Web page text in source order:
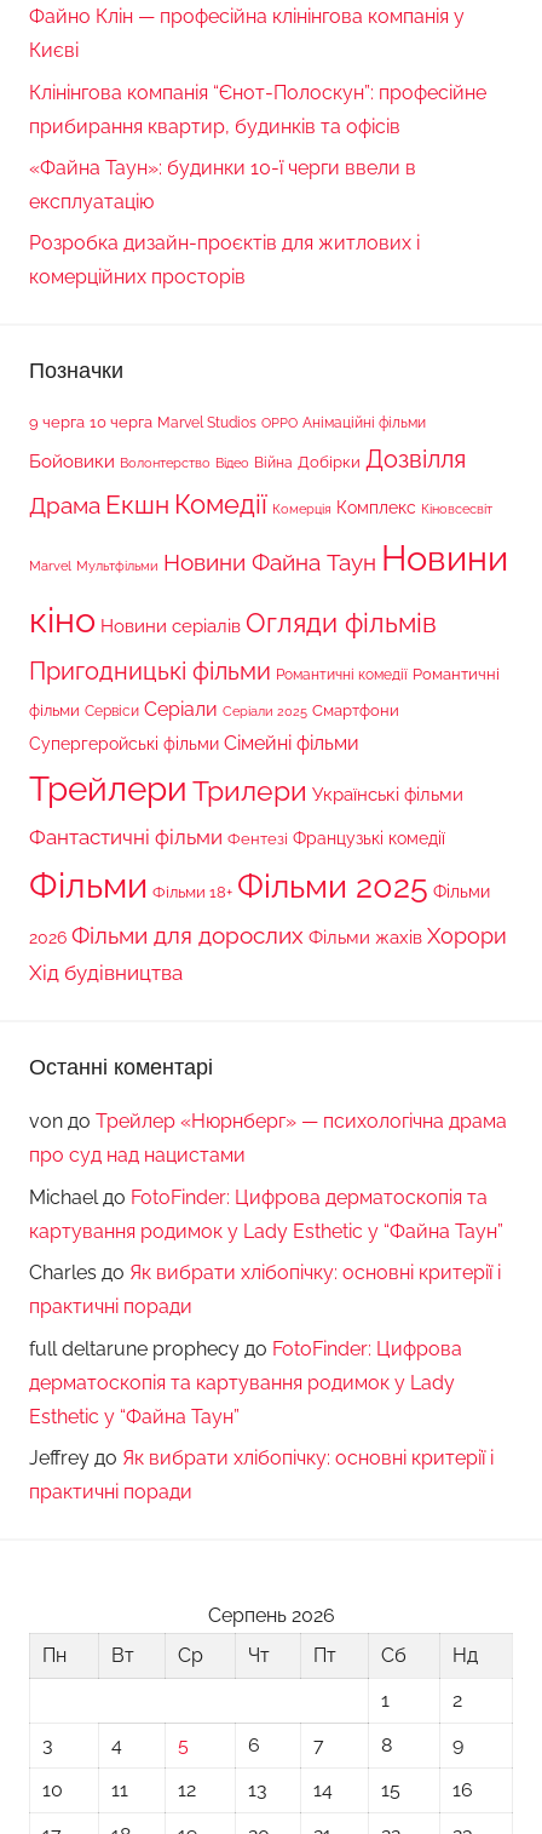
Файно Клін — професійна клінінгова компанія у
Києві
Клінінгова компанія “Єнот-Полоскун”: професійне
прибирання квартир, будинків та офісів
«Файна Таун»: будинки 10-ї черги ввели в
експлуатацію
Розробка дизайн-проєктів для житлових і
комерційних просторів
Позначки
9 черга 10 черга Marvel Studios OPPO Анімаційні фільми
Бойовики Волонтерство Відео Війна Добірки Дозвілля
Драма Екшн Комедії Комерція Комплекс Кіновсесвіт
Marvel Мультфільми Новини Файна Таун Новини
кіно Новини серіалів Огляди фільмів
Пригодницькі фільми Романтичні комедії Романтичні
фільми Сервіси Серіали Серіали 2025 Смартфони
Супергеройські фільми Сімейні фільми
Трейлери Трилери Українські фільми
Фантастичні фільми Фентезі Французькі комедії
Фільми Фільми 18+ Фільми 2025 Фільми
2026 Фільми для дорослих Фільми жахів Хорори
Хід будівництва
Останні коментарі
von до Трейлер «Нюрнберг» — психологічна драма
про суд над нацистами
Michaelдо FotoFinder: Цифрова дерматоскопія та
картування родимок у Lady Esthetic у “Файна Таун”
Charles до Як вибрати хлібопічку: основні критерії і
практичні поради
full deltarune prophecy до FotoFinder: Цифрова
дерматоскопія та картування родимок у Lady
Esthetic у “Файна Таун”
Jeffrey до Як вибрати хлібопічку: основні критерії і
практичні поради
Серпень 2026
Пн
Вт Ср Чт Пт Сб
Нд
1
2
3
4 5 6 7 8
9
10
11 12 13 14 15
16